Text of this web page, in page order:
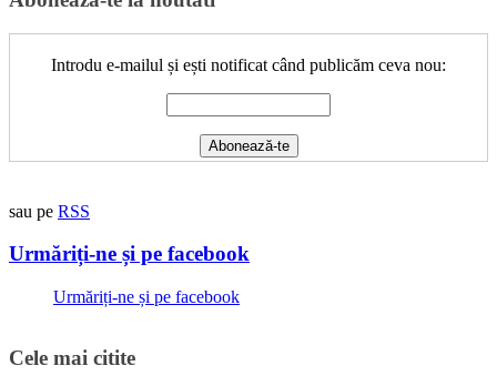
Introdu e-mailul și ești notificat când publicăm ceva nou:
sau pe RSS
Urmăriți-ne și pe facebook
Urmăriți-ne și pe facebook
Cele mai citite